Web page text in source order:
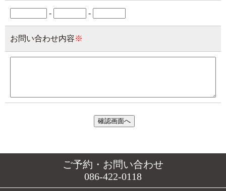
- -
お問い合わせ内容※
ご予約・お問い合わせ
086-422-0118